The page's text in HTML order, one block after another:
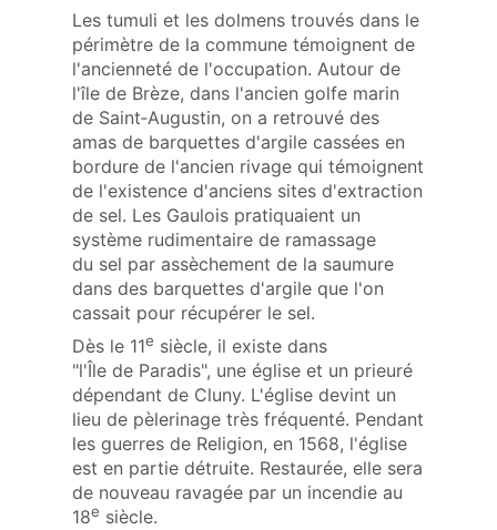
Les tumuli et les dolmens trouvés dans le
périmètre de la commune témoignent de
l'ancienneté de l'occupation. Autour de
l'île de Brèze, dans l'ancien golfe marin
de Saint‑Augustin, on a retrouvé des
amas de barquettes d'argile cassées en
bordure de l'ancien rivage qui témoignent
de l'existence d'anciens sites d'extraction
de sel. Les Gaulois pratiquaient un
système rudimentaire de ramassage
du sel par assèchement de la saumure
dans des barquettes d'argile que l'on
cassait pour récupérer le sel.
Dès le 11e siècle, il existe dans
"l'Île de Paradis", une église et un prieuré
dépendant de Cluny. L'église devint un
lieu de pèlerinage très fréquenté. Pendant
les guerres de Religion, en 1568, l'église
est en partie détruite. Restaurée, elle sera
de nouveau ravagée par un incendie au
18e siècle.